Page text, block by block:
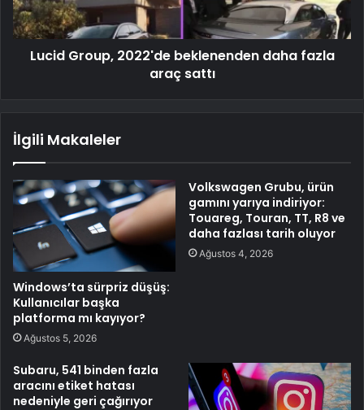
Lucid Group, 2022'de beklenenden daha fazla
araç sattı
İlgili Makaleler
Windows’ta sürpriz düşüş:
Kullanıcılar başka
platforma mı kayıyor?
Ağustos 5, 2026
Volkswagen Grubu, ürün
gamını yarıya indiriyor:
Touareg, Touran, TT, R8 ve
daha fazlası tarih oluyor
Ağustos 4, 2026
Subaru, 541 binden fazla
aracını etiket hatası
nedeniyle geri çağırıyor